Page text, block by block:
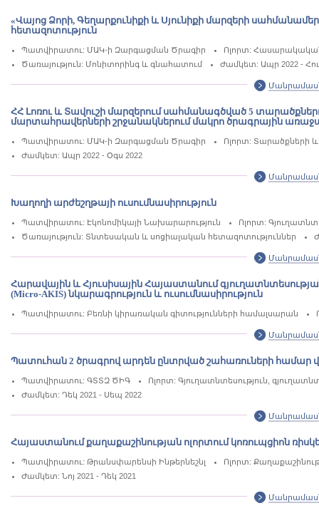
«Վայոց Ձորի, Գեղարքունիքի և Սյունիքի մարզերի
հետազոտություն
Պատվիրատու: ՄԱԿ-ի Զարգացման Ծրագիր
Ոլորտ: Հասարակական
Ծառայություն: Մոնիտորինգ և գնահատում
Ժամկետ: Ապր 2022 -
ՀՀ Լոռու և Տավուշի մարզերում սահմանագծված 5
մարտահրավերների շրջանակներում մակրո ծրագրային
Պատվիրատու: ՄԱԿ-ի Զարգացման Ծրագիր
Ոլորտ: Տարածքների
Ժամկետ: Ապր 2022 - Օգս 2022
Խաղողի արժեշղթայի ուսումնասիրություն
Պատվիրատու: Էկոնոմիկայի Նախարարություն
Ոլորտ:
Ծառայություն: Տնտեսական և սոցիալական հետազոտություններ
Հարավային և Հյուսիսային Հայաստանում
(Micro-AKIS) նկարագրություն և ուսումնասիրություն
Պատվիրատու: Բեռնի կիրառական գիտությունների համալսարան
Պատուհան 2 ծրագրով արդեն ընտրված շահառուների համար
Պատվիրատու: ԳՏՏԶ ԾԻԳ
Ոլորտ: Գյուղատնտեսություն,
Ժամկետ: Դեկ 2021 - Սեպ 2022
Հայաստանում քաղաքաշինության ոլորտում կոռուպցիոն
Պատվիրատու: Թրանսփարենսի Ինթերնեշնլ
Ոլորտ:
Ժամկետ: Նոյ 2021 - Դեկ 2021